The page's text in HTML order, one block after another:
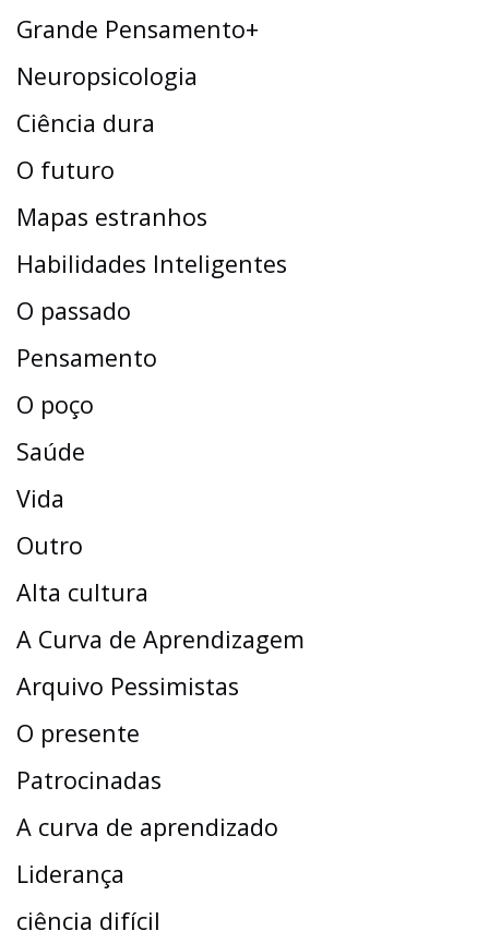
Grande Pensamento+
Neuropsicologia
Ciência dura
O futuro
Mapas estranhos
Habilidades Inteligentes
O passado
Pensamento
O poço
Saúde
Vida
Outro
Alta cultura
A Curva de Aprendizagem
Arquivo Pessimistas
O presente
Patrocinadas
A curva de aprendizado
Liderança
ciência difícil